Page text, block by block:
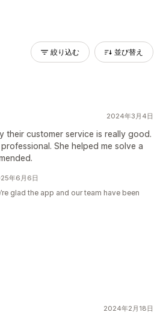
絞り込む 並び替え
2024年3月4日
their customer service is really good.
She helped me solve a
年6月6日
glad the app and our team have been
2024年2月18日